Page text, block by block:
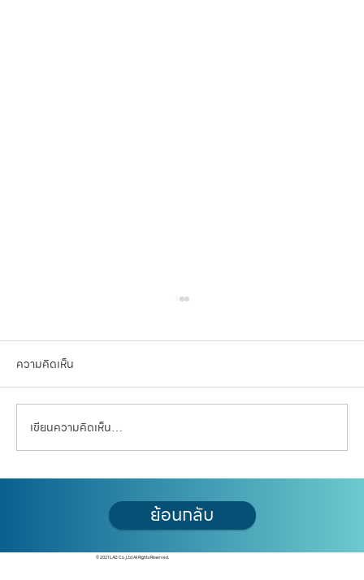
วิเคราะห์ข้อดี-ความเสี่ยง
ความคิดเห็น
เขียนความคิดเห็น…
ย้อนกลับ
© 2021 LAD Co.,Ltd All Rights Reserved.